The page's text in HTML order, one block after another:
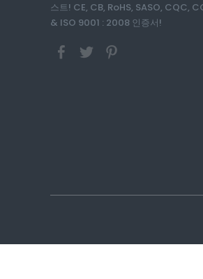
스트! CE, CB, RoHS, SASO, CQC,
& ISO 9001 : 2008 인증서!